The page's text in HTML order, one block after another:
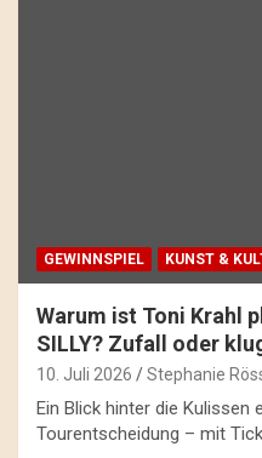
GEWINNSPIEL KUNST &
Warum ist Toni Krahl
SILLY? Zufall oder
10. Juli 2026 Stephanie
Ein Blick hinter die Kulissen
Tourentscheidung – mit